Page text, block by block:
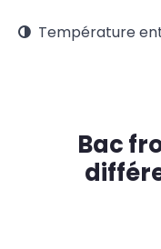
Température
Bac